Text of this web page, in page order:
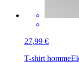
27,99 €
T-shirt homme